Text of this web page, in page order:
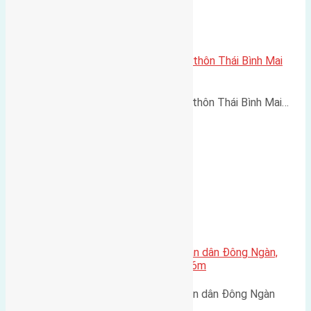
Cần bán 56m2(4×14) đất thổ cư thôn Thái Bình Mai
Cần bán 56m2(4x14) đất thổ cư thôn Thái Bình Mai…
Cần bán 120m2(6,1×19,7) đất giãn dân Đông Ngàn,
Đông Hội, Đông Anh đường rộng 6m
Cần bán 120m2(6,1x19,7) đất giãn dân Đông Ngàn